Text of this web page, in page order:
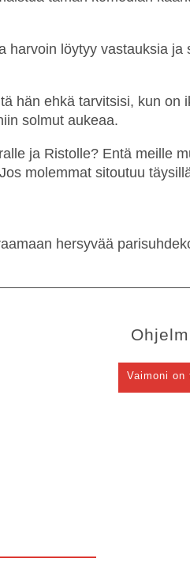
harvoin löytyy vastauksia ja
hän ehkä tarvitsisi, kun
solmut aukeaa.
ja Ristolle? Entä meille
molemmat sitoutuu
hersyvää
Vaimoni on